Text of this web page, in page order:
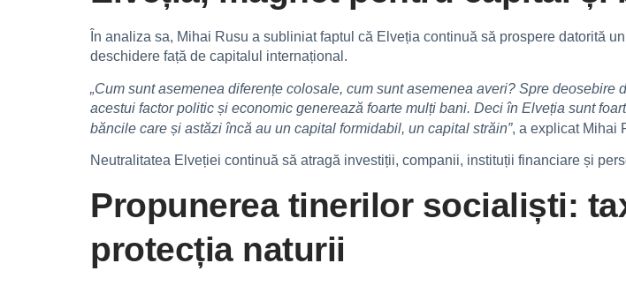
În analiza sa, Mihai Rusu a subliniat faptul că Elveția continuă să prospere datorită
deschidere față de capitalul internațional.
„Cum sunt asemenea diferențe colosale, cum sunt asemenea averi? Spre
acestui factor politic și economic generează foarte mulți bani. Deci în Elveția sunt
băncile care și astăzi încă au un capital formidabil, un capital străin”, a explicat Mihai
Neutralitatea Elveției continuă să atragă investiții, companii, instituții financiare și
Propunerea tinerilor socialiști:
protecția naturii